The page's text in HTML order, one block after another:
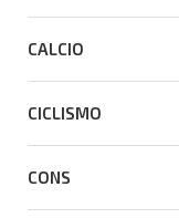
CALCIO
CICLISMO
CONS